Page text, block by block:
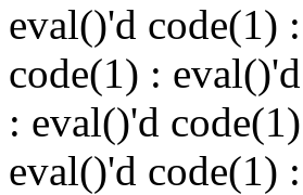
eval()'d code(1)
code(1) :
: eval()'d
eval()'d code(1)